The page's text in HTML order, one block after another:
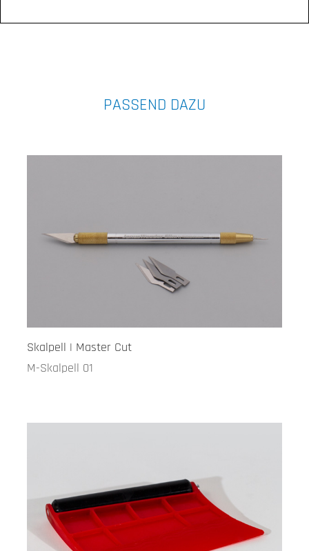
PASSEND DAZU
Skalpell | Master Cut
M-Skalpell 01